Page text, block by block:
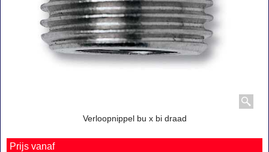
Verloopnippel bu x bi draad
Prijs vanaf